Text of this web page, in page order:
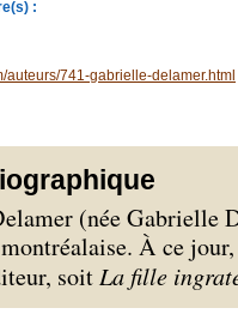
:
auteurs/741-gabrielle-delamer.html
(née Gabrielle
À ce
soit La fille